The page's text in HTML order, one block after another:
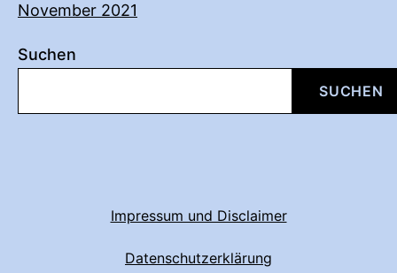
November 2021
Suchen
SUCHEN
Impressum und Disclaimer
Datenschutzerklärung